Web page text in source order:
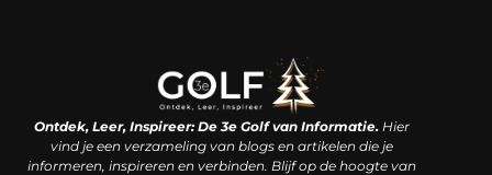
Ontdek, Leer, Inspireer: De 3e Golf van Informatie.Hier
vind je een verzameling van blogs en artikelen die je
informeren, inspireren en verbinden. Blijf op de hoogte van